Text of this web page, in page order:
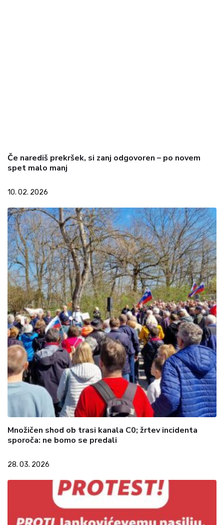
Če narediš prekršek, si zanj odgovoren – po novem
spet malo manj
10. 02. 2026
Množičen shod ob trasi kanala C0; žrtev incidenta
sporoča: ne bomo se predali
28. 03. 2026